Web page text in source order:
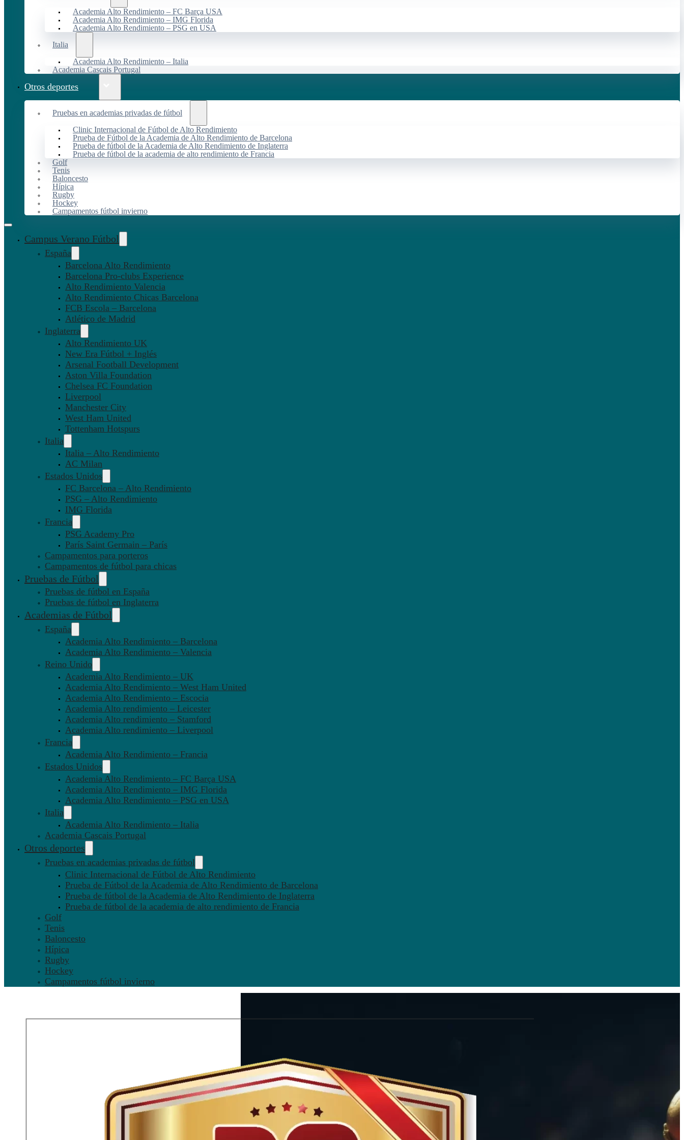
Academia Alto Rendimiento – FC Barça USA
Academia Alto Rendimiento – IMG Florida
Academia Alto Rendimiento – PSG en USA
Italia
Academia Alto Rendimiento – Italia
Academia Cascais Portugal
Otros deportes
Pruebas en academias privadas de fútbol
Clinic Internacional de Fútbol de Alto Rendimiento
Prueba de Fútbol de la Academia de Alto Rendimiento de Barcelona
Prueba de fútbol de la Academia de Alto Rendimiento de Inglaterra
Prueba de fútbol de la academia de alto rendimiento de Francia
Golf
Tenis
Baloncesto
Hípica
Rugby
Hockey
Campamentos fútbol invierno
Campus Verano Fútbol
España
Barcelona Alto Rendimiento
Barcelona Pro-clubs Experience
Alto Rendimiento Valencia
Alto Rendimiento Chicas Barcelona
FCB Escola – Barcelona
Atlético de Madrid
Inglaterra
Alto Rendimiento UK
New Era Fútbol + Inglés
Arsenal Football Development
Aston Villa Foundation
Chelsea FC Foundation
Liverpool
Manchester City
West Ham United
Tottenham Hotspurs
Italia
Italia – Alto Rendimiento
AC Milan
Estados Unidos
FC Barcelona – Alto Rendimiento
PSG – Alto Rendimiento
IMG Florida
Francia
PSG Academy Pro
París Saint Germain – París
Campamentos para porteros
Campamentos de fútbol para chicas
Pruebas de Fútbol
Pruebas de fútbol en España
Pruebas de fútbol en Inglaterra
Academias de Fútbol
España
Academia Alto Rendimiento – Barcelona
Academia Alto Rendimiento – Valencia
Reino Unido
Academia Alto Rendimiento – UK
Academia Alto Rendimiento – West Ham United
Academia Alto Rendimiento – Escocia
Academia Alto rendimiento – Leicester
Academia Alto rendimiento – Stamford
Academia Alto rendimiento – Liverpool
Francia
Academia Alto Rendimiento – Francia
Estados Unidos
Academia Alto Rendimiento – FC Barça USA
Academia Alto Rendimiento – IMG Florida
Academia Alto Rendimiento – PSG en USA
Italia
Academia Alto Rendimiento – Italia
Academia Cascais Portugal
Otros deportes
Pruebas en academias privadas de fútbol
Clinic Internacional de Fútbol de Alto Rendimiento
Prueba de Fútbol de la Academia de Alto Rendimiento de Barcelona
Prueba de fútbol de la Academia de Alto Rendimiento de Inglaterra
Prueba de fútbol de la academia de alto rendimiento de Francia
Golf
Tenis
Baloncesto
Hípica
Rugby
Hockey
Campamentos fútbol invierno